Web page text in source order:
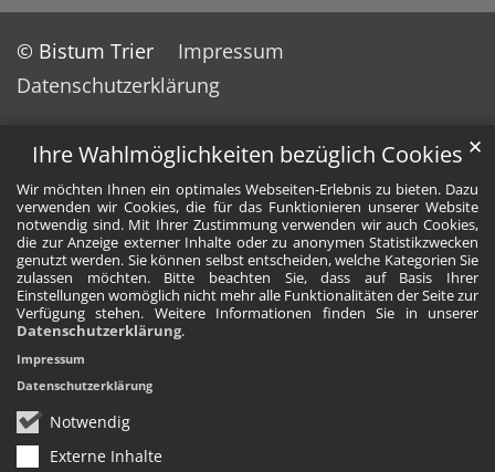
Ihre Wahlmöglichkeiten bezüglich Cookies
Wir möchten Ihnen ein optimales Webseiten-Erlebnis zu bieten. Dazu
verwenden wir Cookies, die für das Funktionieren unserer Website
notwendig sind. Mit Ihrer Zustimmung verwenden wir auch Cookies,
die zur Anzeige externer Inhalte oder zu anonymen Statistikzwecken
genutzt werden. Sie können selbst entscheiden, welche Kategorien Sie
zulassen möchten. Bitte beachten Sie, dass auf Basis Ihrer
Einstellungen womöglich nicht mehr alle Funktionalitäten der Seite zur
Verfügung stehen. Weitere Informationen finden Sie in unserer
Datenschutzerklärung.
Notwendig
Externe Inhalte
✕
Impressum
Datenschutzerklärung
© Bistum Trier
Impressum
Datenschutzerklärung